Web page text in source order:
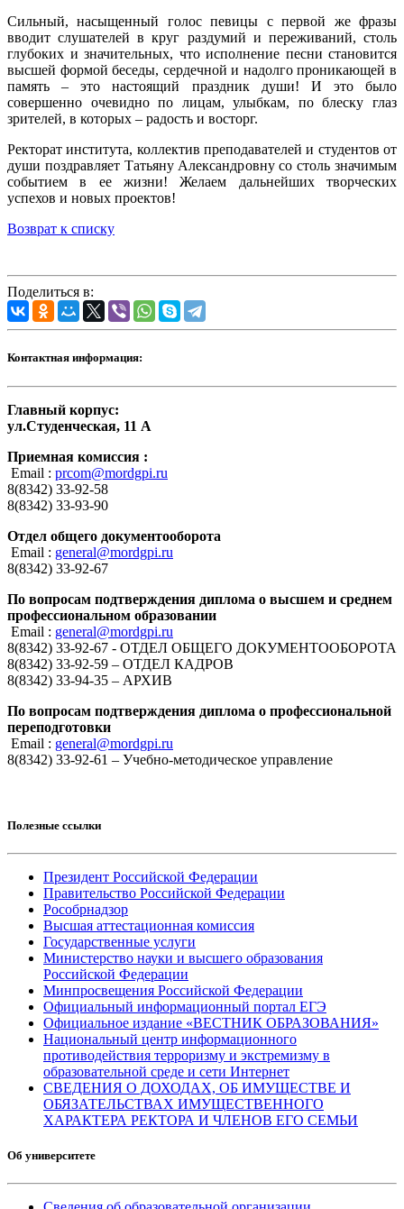
Сильный, насыщенный голос певицы с первой же фразы
вводит слушателей в круг раздумий и переживаний, столь
глубоких и значительных, что исполнение песни становится
высшей формой беседы, сердечной и надолго проникающей в
память – это настоящий праздник души! И это было
совершенно очевидно по лицам, улыбкам, по блеску глаз
зрителей, в которых – радость и восторг.
Ректорат института, коллектив преподавателей и студентов от
души поздравляет Татьяну Александровну со столь значимым
событием в ее жизни! Желаем дальнейших творческих
успехов и новых проектов!
Возврат к списку
Поделиться в:
Контактная информация:
Главный корпус:
ул.Студенческая, 11 А
Приемная комиссия :
Email : prcom@mordgpi.ru
8(8342) 33-92-58
8(8342) 33-93-90
Отдел общего документооборота
Email : general@mordgpi.ru
8(8342) 33-92-67
По вопросам подтверждения диплома о высшем и среднем
профессиональном образовании
Email : general@mordgpi.ru
8(8342) 33-92-67 - ОТДЕЛ ОБЩЕГО ДОКУМЕНТООБОРОТА
8(8342) 33-92-59 – ОТДЕЛ КАДРОВ
8(8342) 33-94-35 – АРХИВ
По вопросам подтверждения диплома о профессиональной
переподготовки
Email : general@mordgpi.ru
8(8342) 33-92-61 – Учебно-методическое управление
Полезные ссылки
Президент Российской Федерации
Правительство Российской Федерации
Рособрнадзор
Высшая аттестационная комиссия
Государственные услуги
Министерство науки и высшего образования
Российской Федерации
Минпросвещения Российской Федерации
Официальный информационный портал ЕГЭ
Официальное издание «ВЕСТНИК ОБРАЗОВАНИЯ»
Национальный центр информационного
противодействия терроризму и экстремизму в
образовательной среде и сети Интернет
СВЕДЕНИЯ О ДОХОДАХ, ОБ ИМУЩЕСТВЕ И
ОБЯЗАТЕЛЬСТВАХ ИМУЩЕСТВЕННОГО
ХАРАКТЕРА РЕКТОРА И ЧЛЕНОВ ЕГО СЕМЬИ
Об университете